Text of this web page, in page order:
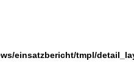
einsatzbericht/tmpl/